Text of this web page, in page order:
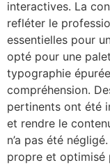
interactives. La
refléter le
essentielles pour
opté pour une
typographie
compréhension.
pertinents ont été
et rendre le
n’a pas été
propre et optimisé